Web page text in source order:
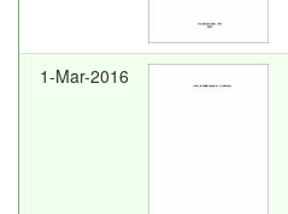
1-Mar-2016